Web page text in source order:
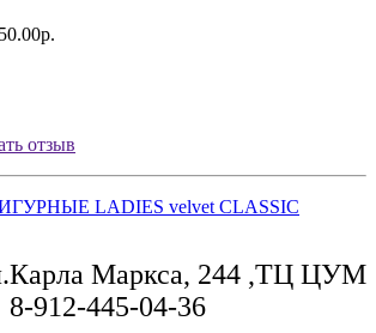
отзыв
LADIES velvet CLASSIC
Маркса, 244 ,ТЦ ЦУМ
8-912-445-04-36